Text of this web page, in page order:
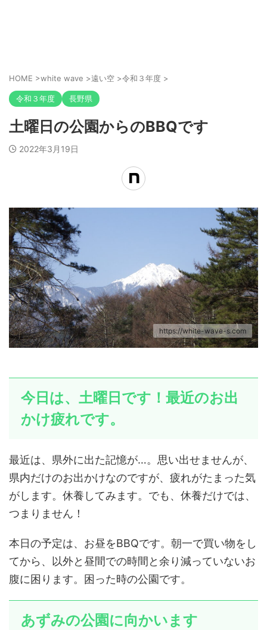
HOME >white wave >遠い空 >令和３年度 >
令和３年度 長野県
土曜日の公園からのBBQです
2022年3月19日
https://white-wave-s.com
今日は、土曜日です！最近のお出
かけ疲れです。
最近は、県外に出た記憶が…。思い出せませんが、
県内だけのお出かけなのですが、疲れがたまった気
がします。休養してみます。でも、休養だけでは、
つまりません！
本日の予定は、お昼をBBQです。朝一で買い物をし
てから、以外と昼間での時間と余り減っていないお
腹に困ります。困った時の公園です。
あずみの公園に向かいます